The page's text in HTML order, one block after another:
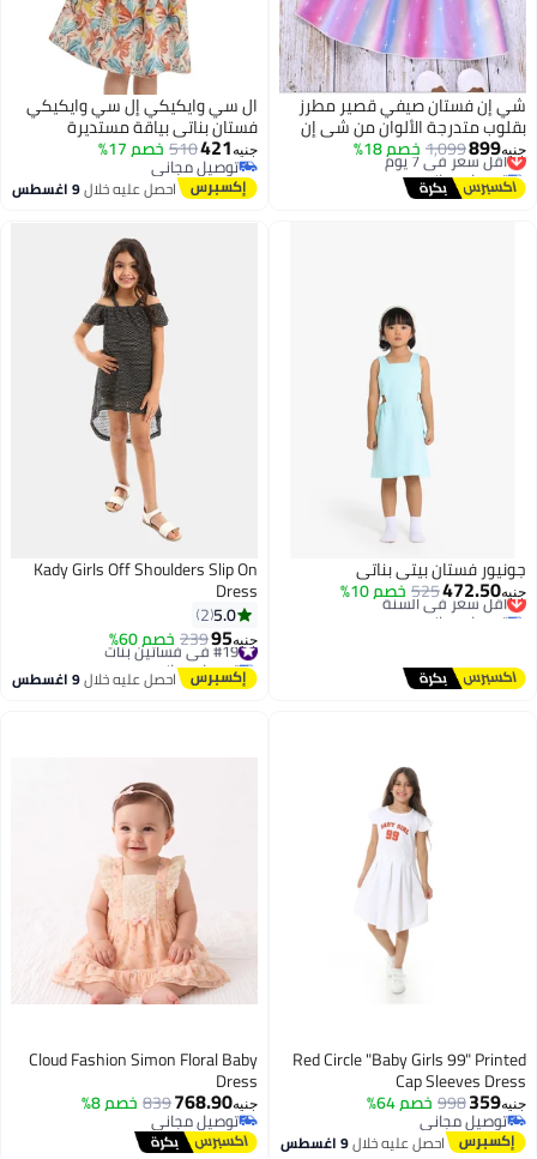
شي إن فستان صيفي قصير مطرز
بقلوب متدرجة الألوان من شي إن
للفتيات الصغيرات، مناسب للعطلات
الصيفية.
جنيه899
1,099خصم 18% أقل سعر في 7 يوم
توصيل مجاني
أقل سعر في 7 يوم
ال سي وايكيكي إل سي وايكيكي
فستان بناتي بياقة مستديرة
سنوات (قطعة واحدة)
جنيه421
510 خصم 17%
توصيل مجاني
توصيل مجانياحصل عليه خلال9 اغسطس
جونيور فستان بيتي بناتي
جنيه472.50
525 خصم 10%
أقل سعر في السنة
توصيل مجاني
أقل سعر في السنة
Kady Girls Off Shoulders Slip On
Dress
5.0
2
جنيه95
239 خصم 60% #19 في فساتين بنات
توصيل مجاني
#19 في فساتين بنات احصل عليه خلال9 اغسطس
Red Circle "Baby Girls 99" Printed
Cap Sleeves Dress
جنيه359
998 خصم 64%
توصيل مجاني
توصيل مجانياحصل عليه خلال9 اغسطس
Cloud Fashion Simon Floral Baby
Dress
جنيه768.90
839 خصم 8%
توصيل مجاني
توصيل مجاني